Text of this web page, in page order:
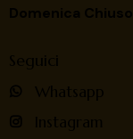
Domenica Chiuso
Seguici
Whatsapp
Instagram